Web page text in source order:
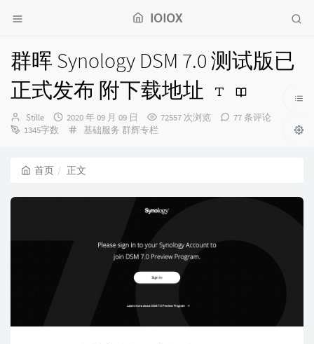
IOIOX
群晖 Synology DSM 7.0 测试版已
正式发布 附下载地址
博
主：
Stille
发
布
2020 年 09 月 09 日 72557 次浏览
77 条评论
1345字数
分
基础服务 群辉专栏
首页 正文